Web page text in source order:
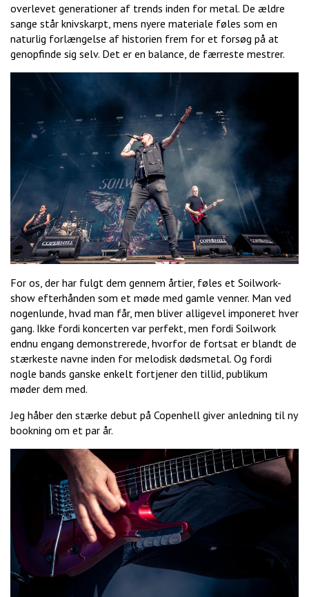
overlevet generationer af trends inden for metal. De ældre
sange står knivskarpt, mens nyere materiale føles som en
naturlig forlængelse af historien frem for et forsøg på at
genopfinde sig selv. Det er en balance, de færreste mestrer.
For os, der har fulgt dem gennem årtier, føles et Soilwork-
show efterhånden som et møde med gamle venner. Man ved
nogenlunde, hvad man får, men bliver alligevel imponeret hver
gang. Ikke fordi koncerten var perfekt, men fordi Soilwork
endnu engang demonstrerede, hvorfor de fortsat er blandt de
stærkeste navne inden for melodisk dødsmetal. Og fordi
nogle bands ganske enkelt fortjener den tillid, publikum
møder dem med.
Jeg håber den stærke debut på Copenhell giver anledning til ny
bookning om et par år.